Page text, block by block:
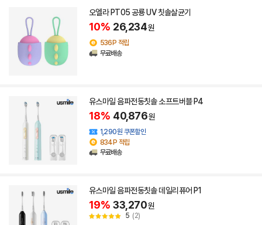
오엘라 PT05 공룡 UV 칫솔살균기
10% 26,234원
536P 적립
무료배송
유스마일 음파전동칫솔 소프트버블 P4
18% 40,876원
1,290원 쿠폰할인
834P 적립
무료배송
유스마일 음파전동칫솔 데일리퓨어 P1
19% 33,270원
5 (2)